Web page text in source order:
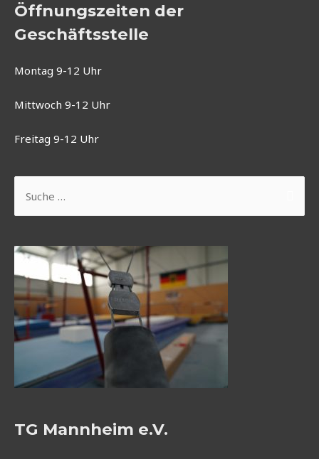
Öffnungszeiten der
Geschäftsstelle
Montag 9-12 Uhr
Mittwoch 9-12 Uhr
Freitag 9-12 Uhr
nach:
TG Mannheim e.V.